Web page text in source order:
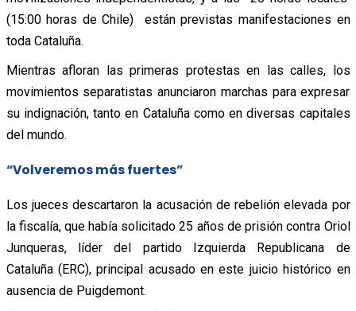
(15:00 horas de Chile) están previstas manifestaciones en
toda Cataluña.
Mientras afloran las primeras protestas en las calles, los
movimientos separatistas anunciaron marchas para expresar
su indignación, tanto en Cataluña como en diversas capitales
del mundo.
“Volveremos más fuertes”
Los jueces descartaron la acusación de rebelión elevada por
la fiscalía, que había solicitado 25 años de prisión contra Oriol
Junqueras, líder del partido Izquierda Republicana de
Cataluña (ERC), principal acusado en este juicio histórico en
ausencia de Puigdemont.